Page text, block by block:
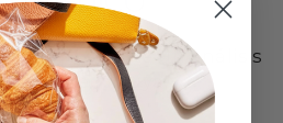
GLP-1, solicite un análisis
que incluya: